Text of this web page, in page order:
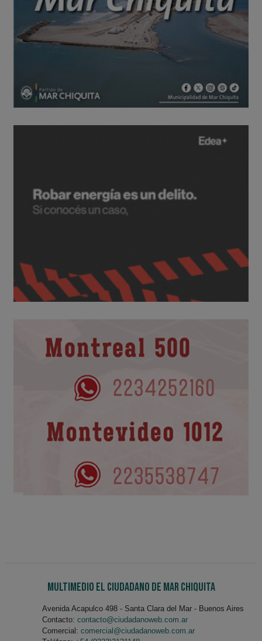
Multimedio El Ciudadano de Mar Chiquita
Avenida Acapulco 498 - Santa Clara del Mar - Buenos Aires
Contacto: contacto@ciudadanoweb.com.ar
Comercial: comercial@ciudadanoweb.com.ar